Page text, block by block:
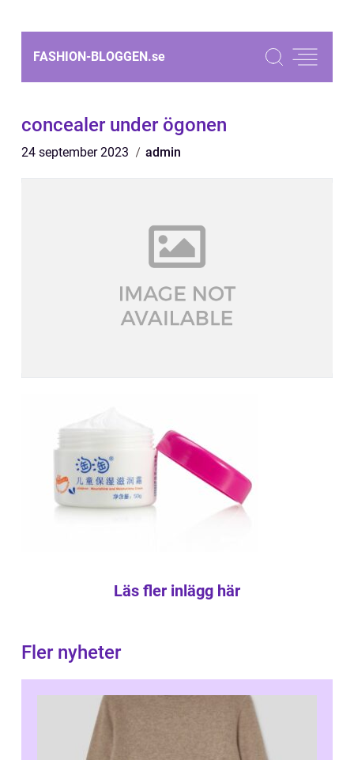
FASHION-BLOGGEN.se
concealer under ögonen
24 september 2023 admin
Läs fler inlägg här
Fler nyheter